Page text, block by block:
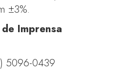
±3%.
Imprensa
5096-0439